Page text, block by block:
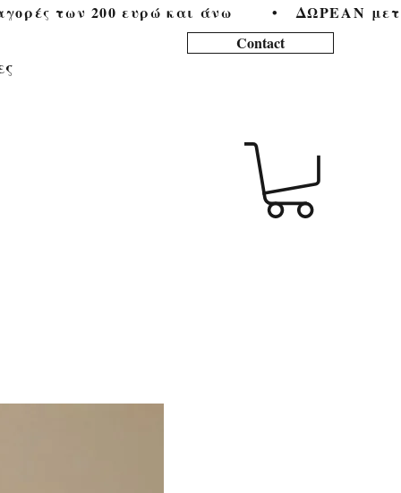
των 200 ευρώ και άνω        •
Contact